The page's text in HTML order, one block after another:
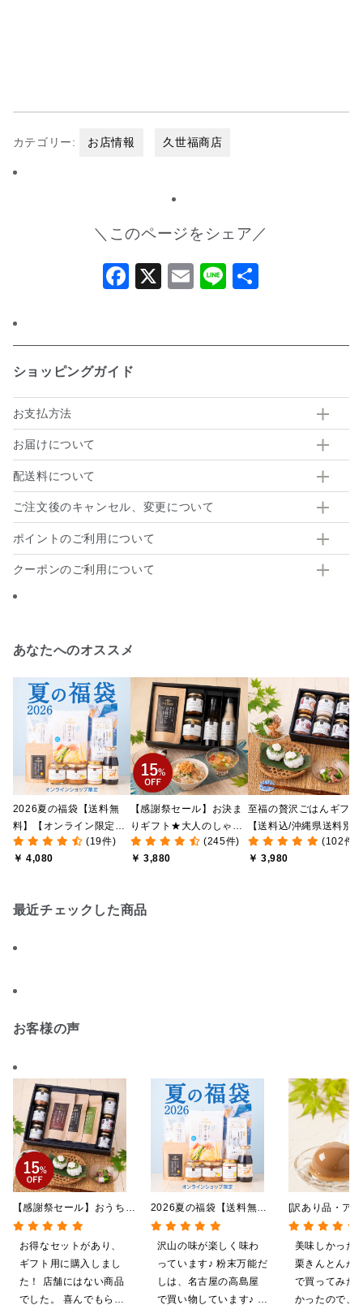
カテゴリー: お店情報 久世福商店
＼このページをシェア／
Facebook
X Email
Line
ショッピングガイド
お支払方法
お届けについて
配送料について
ご注文後のキャンセル、変更について
ポイントのご利用について
クーポンのご利用について
あなたへのオススメ
2026夏の福袋【送料無
料】【オンライン限定】
【ポイントキャンペーン
実施中】【のし・ラッピ
(19件)
￥ 4,080
【感謝祭セール】お決ま
りギフト★大人のしゃけ
しゃけめんたい入り【送
料込/沖縄県送料別途】
(245件)
￥ 3,880
至福の贅沢ごはんギフト
【送料込/沖縄県送料別
途】【化粧箱包装付/オン
ライン限定】
(102件)
￥ 3,980
最近チェックした商品
お客様の声
【感謝祭セール】おうちで
贅沢ごはんギフト【送料無
料/沖縄県送料別途】【化
粧箱包装付/オンライン限
定】
お得なセットがあり、
ギフト用に購入しまし
た！ 店舗にはない商品
でした。 喜んでもらえ
2026夏の福袋【送料無
料】【オンライン限定】
【ポイントキャンペーン実
施中】【のし・ラッピン
グ・化粧箱詰め不可】
沢山の味が楽しく味わ
っています♪ 粉末万能だ
しは、名古屋の高島屋
で買い物しています♪ と
[訳あり品・ア
[賞味期限2026
日]絹ごしなめ
んとんゼリー
限定】
美味しかった
栗きんとんが
で買ってみた
かったので、